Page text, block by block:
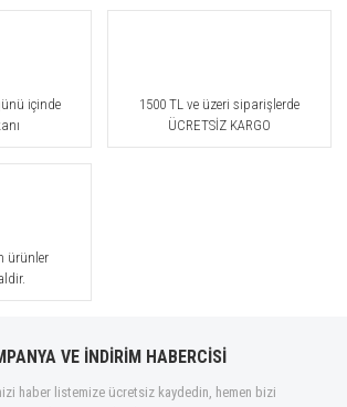
içinde
1500 TL ve üzeri siparişlerde
ÜCRETSİZ KARGO
ürünler
VE İNDİRİM HABERCİSİ
haber listemize ücretsiz kaydedin, hemen bizi